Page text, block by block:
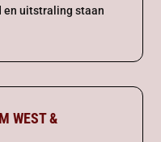
en uitstraling staan
WEST &